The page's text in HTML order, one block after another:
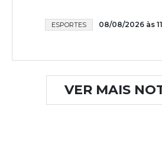
ESPORTES 08/08/2026 às
VER MAIS